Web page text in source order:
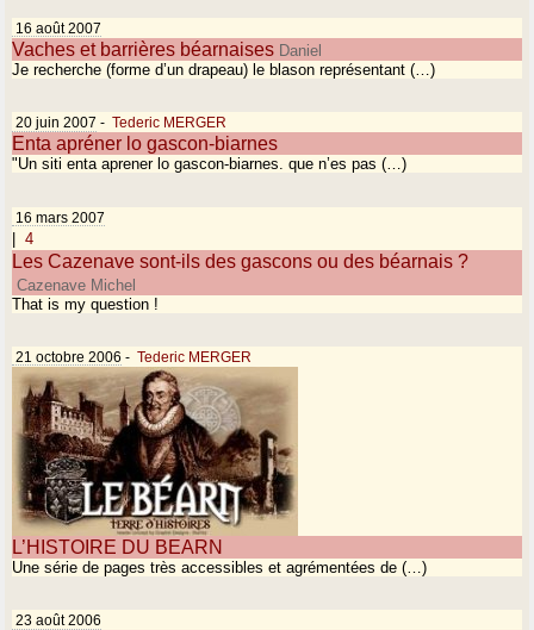
16 août 2007
Vaches et barrières béarnaises Daniel
Je recherche (forme d’un drapeau) le blason représentant (…)
20 juin 2007 - Tederic MERGER
Enta apréner lo gascon-biarnes
"Un siti enta aprener lo gascon-biarnes. que n’es pas (…)
16 mars 2007
4
Les Cazenave sont-ils des gascons ou des béarnais ?
Cazenave Michel
That is my question !
21 octobre 2006 - Tederic MERGER
L’HISTOIRE DU BEARN
Une série de pages très accessibles et agrémentées de (…)
23 août 2006